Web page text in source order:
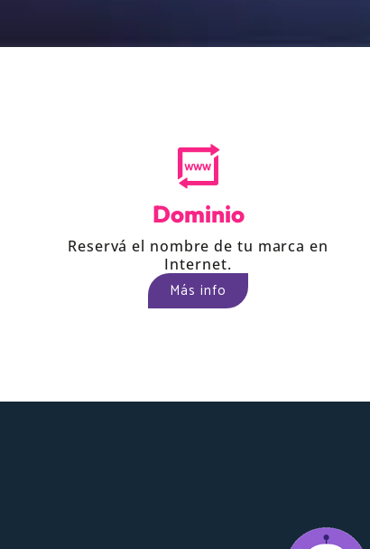
Dominio
Reservá el nombre de tu marca en
Internet.
Más info